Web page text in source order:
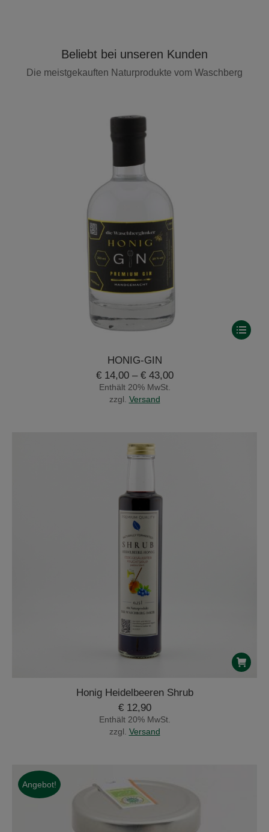
Beliebt bei unseren Kunden
Die meistgekauften Naturprodukte vom Waschberg
Dieses
Produkt
HONIG-GIN
€14,00 – €43,00Preisspanne:
Enthält 20% MwSt.
zzgl. Versand
Honig Heidelbeeren Shrub
€12,90
Enthält 20% MwSt.
zzgl. Versand
Angebot!